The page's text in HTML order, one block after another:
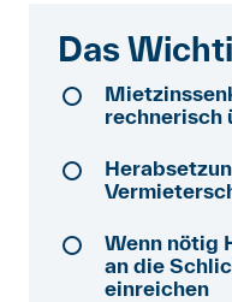
Newsletter
Mitglied werden
Anmelden
Das
rechnerisch
Wenn nötig
an die
einreichen